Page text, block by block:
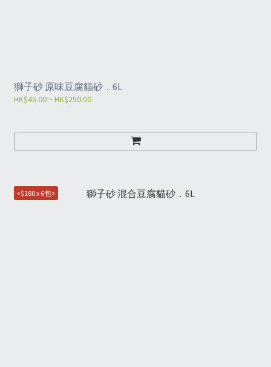
獅子砂 原味豆腐貓砂．6L
HK$45.00 ~ HK$250.00
<$180 x 6包>